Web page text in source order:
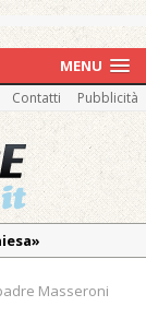
MENU
Contatti Pubblicità
e
Masseroni